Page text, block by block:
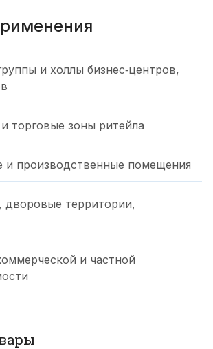
и холлы бизнес‑центров,
торговые зоны ритейла
и производственные помещения
дворовые территории,
и частной